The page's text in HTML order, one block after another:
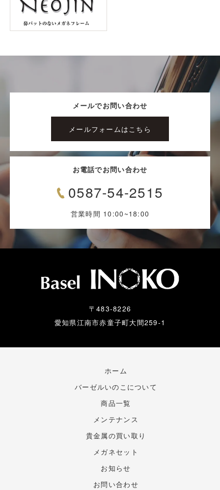
メールでお問い合わせ
メールフォームはこちら
お電話でお問い合わせ
0587-54-2515
営業時間 10:00~18:00
〒483-8226
愛知県江南市赤童子町大間259-1
ホーム
バーゼルいのこについて
商品一覧
メンテナンス
貴金属の買い取り
メガネセット
お知らせ
お問い合わせ